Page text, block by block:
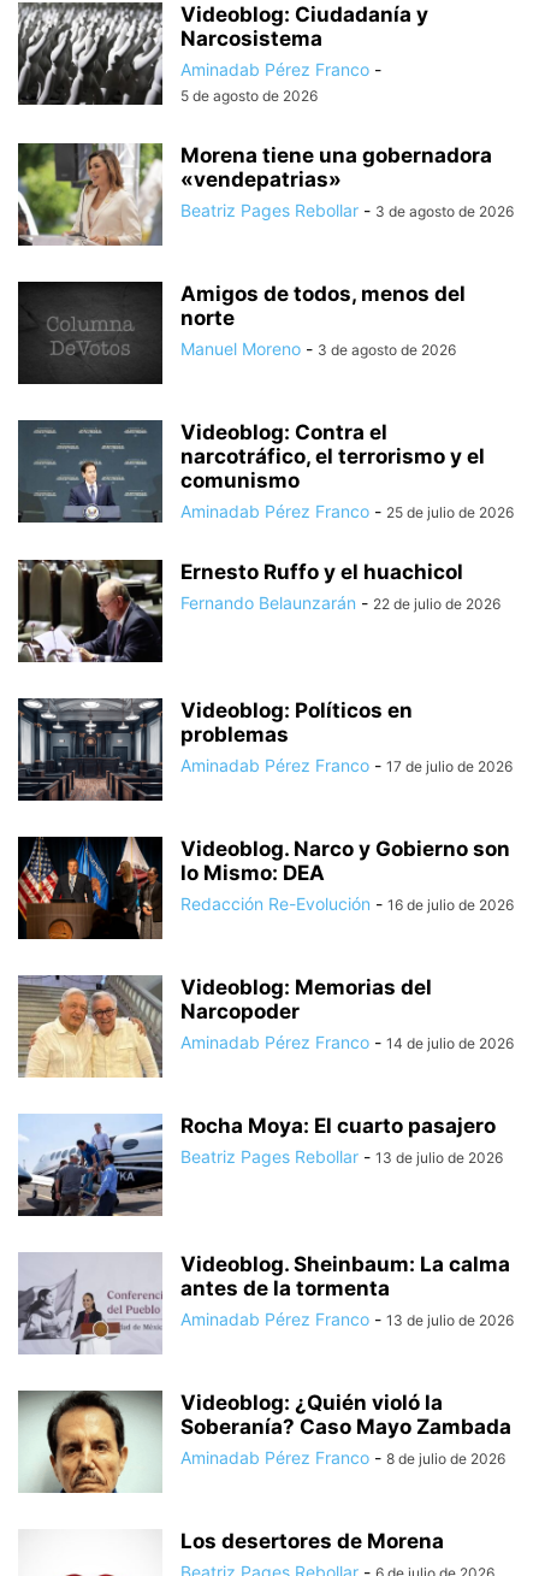
Videoblog: Ciudadanía y
Narcosistema
Aminadab Pérez Franco -
5 de agosto de 2026
Morena tiene una gobernadora
«vendepatrias»
Beatriz Pages Rebollar - 3 de agosto de 2026
Amigos de todos, menos del
norte
Manuel Moreno - 3 de agosto de 2026
Videoblog: Contra el
narcotráfico, el terrorismo y el
comunismo
Aminadab Pérez Franco - 25 de julio de 2026
Ernesto Ruffo y el huachicol
Fernando Belaunzarán - 22 de julio de 2026
Videoblog: Políticos en
problemas
Aminadab Pérez Franco - 17 de julio de 2026
Videoblog. Narco y Gobierno son
lo Mismo: DEA
Redacción Re-Evolución - 16 de julio de 2026
Videoblog: Memorias del
Narcopoder
Aminadab Pérez Franco - 14 de julio de 2026
Rocha Moya: El cuarto pasajero
Beatriz Pages Rebollar - 13 de julio de 2026
Videoblog. Sheinbaum: La calma
antes de la tormenta
Aminadab Pérez Franco - 13 de julio de 2026
Videoblog: ¿Quién violó la
Soberanía? Caso Mayo Zambada
Aminadab Pérez Franco - 8 de julio de 2026
Los desertores de Morena
Beatriz Pages Rebollar -